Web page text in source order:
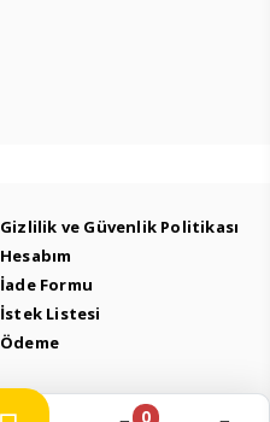
0
Gizlilik ve Güvenlik Politikası
Hesabım
İade Formu
İstek Listesi
Ödeme